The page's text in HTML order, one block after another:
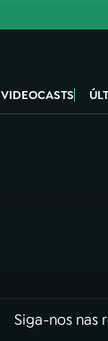
VIDEOCASTS
Siga-nos nas